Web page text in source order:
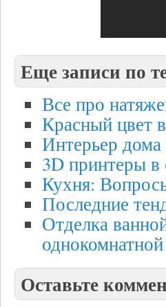
Еще записи по
Все про
Красный цвет
Интерьер дома
3D принтеры в
Кухня:
Последние
Отделка
Оставьте